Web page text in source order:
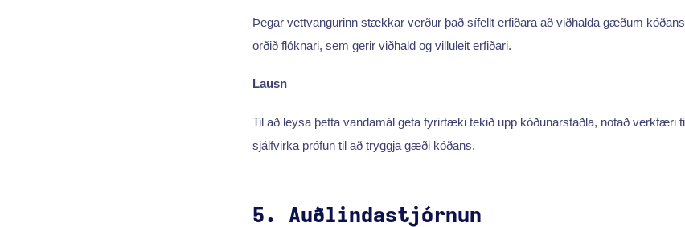
Þegar vettvangurinn stækkar verður það sífellt erfiðara að viðhalda gæðum
orðið flóknari, sem gerir viðhald og villuleit erfiðari.
Lausn
Til að leysa þetta vandamál geta fyrirtæki tekið upp kóðunarstaðla, notað verkfæri
sjálfvirka prófun til að tryggja gæði kóðans.
5. Auðlindastjórnun